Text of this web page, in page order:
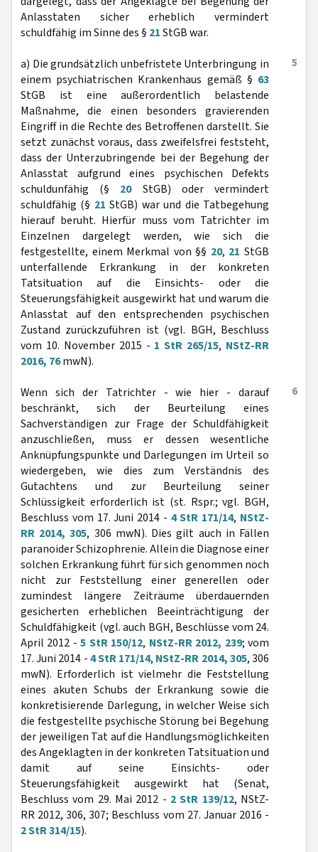
Anlasstaten sicher erheblich vermindert
schuldfähig im Sinne des § 21StGB war.
5
a) Die grundsätzlich unbefristete Unterbringung in
einem psychiatrischen Krankenhaus gemäß § 63
StGB ist eine außerordentlich belastende
Maßnahme, die einen besonders gravierenden
Eingriff in die Rechte des Betroffenen darstellt. Sie
setzt zunächst voraus, dass zweifelsfrei feststeht,
dass der Unterzubringende bei der Begehung der
Anlasstat aufgrund eines psychischen Defekts
schuldunfähig (§ 20StGB) oder vermindert
schuldfähig (§ 21 StGB) war und die Tatbegehung
hierauf beruht. Hierfür muss vom Tatrichter im
Einzelnen dargelegt werden, wie sich die
festgestellte, einem Merkmal von §§ 20, 21 StGB
unterfallende Erkrankung in der konkreten
Tatsituation auf die Einsichts- oder die
Steuerungsfähigkeit ausgewirkt hat und warum die
Anlasstat auf den entsprechenden psychischen
Zustand zurückzuführen ist (vgl. BGH, Beschluss
vom 10. November 2015 - 1 StR 265/15, NStZ-RR
2016, 76mwN).
6
Wenn sich der Tatrichter - wie hier - darauf
beschränkt, sich der Beurteilung eines
Sachverständigen zur Frage der Schuldfähigkeit
anzuschließen, muss er dessen wesentliche
Anknüpfungspunkte und Darlegungen im Urteil so
wiedergeben, wie dies zum Verständnis des
Gutachtens und zur Beurteilung seiner
Schlüssigkeit erforderlich ist (st. Rspr.; vgl. BGH,
Beschluss vom 17. Juni 2014 - 4 StR 171/14, NStZ-
RR 2014, 305, 306 mwN). Dies gilt auch in Fällen
paranoider Schizophrenie. Allein die Diagnose einer
solchen Erkrankung führt für sich genommen noch
nicht zur Feststellung einer generellen oder
zumindest längere Zeiträume überdauernden
gesicherten erheblichen Beeinträchtigung der
Schuldfähigkeit (vgl. auch BGH, Beschlüsse vom 24.
April 2012 -5 StR 150/12, NStZ-RR 2012, 239; vom
17. Juni 2014 -4 StR 171/14, NStZ-RR 2014, 305, 306
mwN). Erforderlich ist vielmehr die Feststellung
eines akuten Schubs der Erkrankung sowie die
konkretisierende Darlegung, in welcher Weise sich
die festgestellte psychische Störung bei Begehung
der jeweiligen Tat auf die Handlungsmöglichkeiten
des Angeklagten in der konkreten Tatsituation und
damit auf seine Einsichts- oder
Steuerungsfähigkeit ausgewirkt hat (Senat,
Beschluss vom 29. Mai 2012 - 2 StR 139/12, NStZ-
RR 2012, 306, 307; Beschluss vom 27. Januar 2016 -
2 StR 314/15).